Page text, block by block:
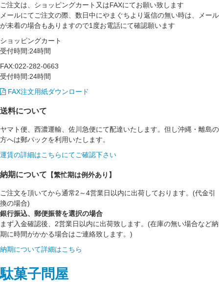
ご注文は、ショッピングカート又はFAXにてお願い致します
メールにてご注文の際、数日中にやまぐちより返信の無い時は、メール
が未着の場合もありますので1度お電話にて確認願います
ショッピングカート
受付時間:24時間
FAX:022-282-0663
受付時間:24時間
FAX注文用紙ダウンロード
送料について
ヤマト便、西濃運輸、佐川急便にて配達いたします。但し沖縄・離島の
方へは郵パックを利用いたします。
運賃の詳細はこちらにてご確認下さい
納期について 【繁忙期は例外あり】
ご注文を頂いてから通常2～4営業日以内に出荷しております。(代金引
換の場合)
銀行振込、郵便振替を選択の場合
まず入金確認後、2営業日以内に出荷致します。(在庫の無い場合など納
期に時間がかかる場合はご連絡致します。)
納期について詳細はこちら
駄菓子問屋